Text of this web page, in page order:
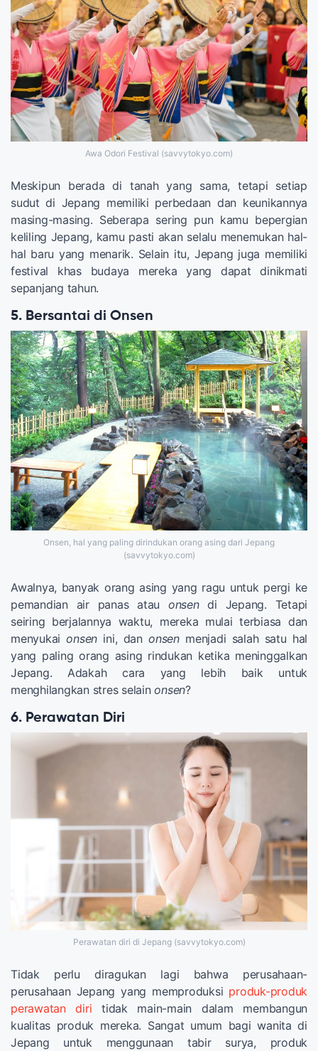
Awa Odori Festival (savvytokyo.com)
Meskipun berada di tanah yang sama, tetapi setiap
sudut di Jepang memiliki perbedaan dan keunikannya
masing-masing. Seberapa sering pun kamu bepergian
keliling Jepang, kamu pasti akan selalu menemukan hal-
hal baru yang menarik. Selain itu, Jepang juga memiliki
festival khas budaya mereka yang dapat dinikmati
sepanjang tahun.
5. Bersantai di Onsen
Onsen, hal yang paling dirindukan orang asing dari Jepang
(savvytokyo.com)
Awalnya, banyak orang asing yang ragu untuk pergi ke
pemandian air panas atau onsendi Jepang. Tetapi
seiring berjalannya waktu, mereka mulai terbiasa dan
menyukaionsen ini, dan onsenmenjadi salah satu hal
yang paling orang asing rindukan ketika meninggalkan
Jepang. Adakah cara yang lebih baik untuk
menghilangkan stres selainonsen?
6. Perawatan Diri
Perawatan diri di Jepang (savvytokyo.com)
Tidak perlu diragukan lagi bahwa perusahaan-
perusahaan Jepang yang memproduksi produk-produk
perawatan diri tidak main-main dalam membangun
kualitas produk mereka. Sangat umum bagi wanita di
Jepang untuk menggunaan tabir surya, produk